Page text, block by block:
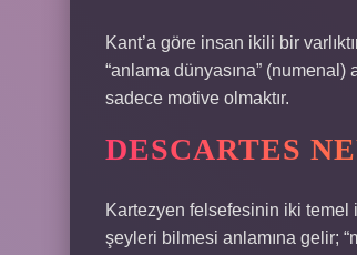
Kant’a göre insan ikili bir
“anlama dünyasına”
sadece motive olmaktır.
DESCARTES
Kartezyen felsefesinin iki temel
şeyleri bilmesi anlamına gelir;